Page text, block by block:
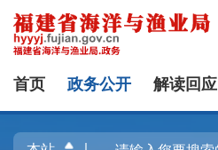
首页 政务公开 解读回应